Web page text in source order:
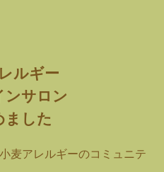
ルギー
ンサロン
ました
麦アレルギーのコミュニテ